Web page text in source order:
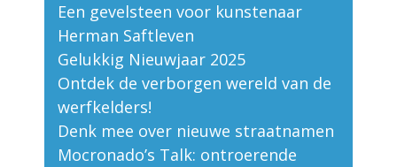
Een gevelsteen voor kunstenaar
Herman Saftleven
Gelukkig Nieuwjaar 2025
Ontdek de verborgen wereld van de
werfkelders!
Denk mee over nieuwe straatnamen
Mocronado’s Talk: ontroerende